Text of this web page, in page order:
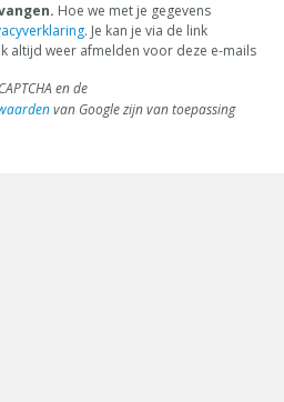
Hoe we met je gegevens
. Je kan je via de link
altijd weer afmelden voor deze e-mails
en de
van Google zijn van toepassing